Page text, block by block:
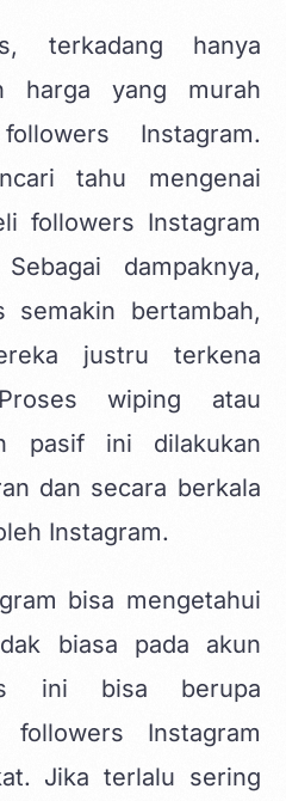
terkadang hanya
harga yang murah
Instagram.
tahu mengenai
followers Instagram
dampaknya,
semakin bertambah,
justru terkena
wiping atau
pasif ini dilakukan
dan secara berkala
Instagram.
bisa mengetahui
biasa pada akun
ini bisa berupa
followers Instagram
Jika terlalu sering